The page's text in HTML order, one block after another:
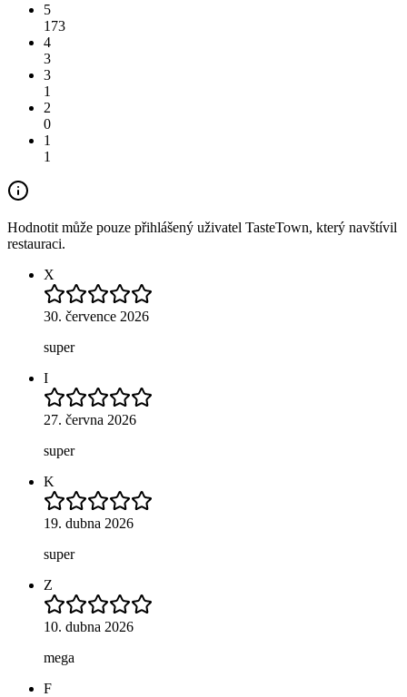
5
173
4
3
3
1
2
0
1
1
Hodnotit může pouze přihlášený uživatel TasteTown, který navštívil
restauraci.
X
30. července 2026
super
I
27. června 2026
super
K
19. dubna 2026
super
Z
10. dubna 2026
mega
F